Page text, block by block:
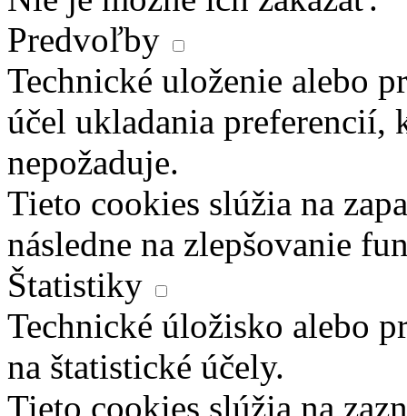
Predvoľby
Technické uloženie alebo
účel ukladania preferencií,
nepožaduje.
Tieto cookies slúžia na
následne na zlepšovanie
Štatistiky
Technické úložisko alebo
na štatistické účely.
Tieto cookies slúžia na